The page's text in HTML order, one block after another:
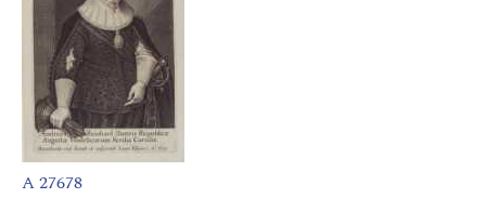
A 27678